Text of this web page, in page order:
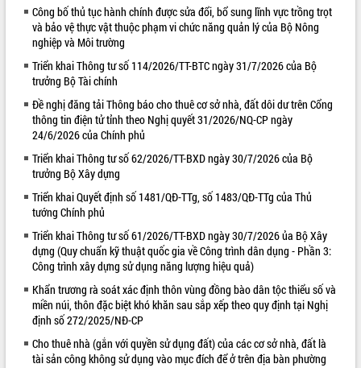
HĐND tỉnh thông qua điều chỉnh Quy
hoạch tỉnh thời kỳ 2021-2030
Hội thảo góp ý hồ sơ điều chỉnh quy
hoạch tỉnh Đắk Lắk thời kỳ 2021-2030,
tầm nhìn đến năm 2050
Nâng cao hiệu quả hoạt động của các
doanh nghiệp nhà nước
Hội nghị triển khai kết nối mạng
truyền số liệu chuyên dùng phục vụ cơ
quan Đảng, Nhà nước
tay làm sạch môi trường
Xã Ea Kar bước chuyển mình trong
công tác cải cách hành chính mô hình
UBND tỉnh họp báo định kỳ tháng 4
năm 2026
Hội thảo khoa học “Giải pháp thúc đẩy
phát triển nền kinh tế xanh tại tỉnh
Đắk Lắk”
Tăng cường giám sát, đôn đốc thực
Công bố thủ tục hành chính được sửa đổi, bổ sung lĩnh vực trồng trọt
và bảo vệ thực vật thuộc phạm vi chức năng quản lý của Bộ Nông
nghiệp và Môi trường
Triển khai Thông tư số 114/2026/TT-BTC ngày 31/7/2026 của Bộ
trưởng Bộ Tài chính
Đề nghị đăng tải Thông báo cho thuê cơ sở nhà, đất dôi dư trên Cổng
thông tin điện tử tỉnh theo Nghị quyết 31/2026/NQ-CP ngày
24/6/2026 của Chính phủ
Triển khai Thông tư số 62/2026/TT-BXD ngày 30/7/2026 của Bộ
trưởng Bộ Xây dựng
Triển khai Quyết định số 1481/QĐ-TTg, số 1483/QĐ-TTg của Thủ
tướng Chính phủ
Triển khai Thông tư số 61/2026/TT-BXD ngày 30/7/2026 ủa Bộ Xây
dựng (Quy chuẩn kỹ thuật quốc gia về Công trình dân dụng - Phần 3:
Công trình xây dựng sử dụng năng lượng hiệu quả)
Khẩn trương rà soát xác định thôn vùng đồng bào dân tộc thiểu số và
miền núi, thôn đặc biệt khó khăn sau sắp xếp theo quy định tại Nghị
định số 272/2025/NĐ-CP
Cho thuê nhà (gắn với quyền sử dụng đất) của các cơ sở nhà, đất là
tài sản công không sử dụng vào mục đích để ở trên địa bàn phường